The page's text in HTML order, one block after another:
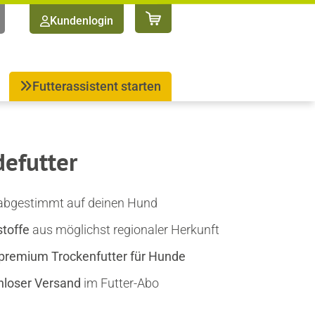
Kundenlogin
Futterassistent starten
auf deinen Hund
aus möglichst regionaler Herkunft
Trockenfutter für Hunde
Versand im Futter-Abo